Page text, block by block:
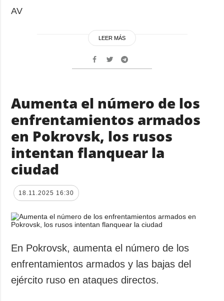
AV
LEER MÁS
Aumenta el número de los
enfrentamientos armados
en Pokrovsk, los rusos
intentan flanquear la
ciudad
18.11.2025 16:30
En Pokrovsk, aumenta el número de los
enfrentamientos armados y las bajas del
ejército ruso en ataques directos.